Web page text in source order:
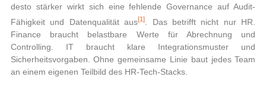
desto stärker wirkt sich eine fehlende Governance auf Audit-
Fähigkeit und Datenqualität aus[1]
. Das betrifft nicht nur HR.
Finance braucht belastbare Werte für Abrechnung und
Controlling. IT braucht klare Integrationsmuster und
Sicherheitsvorgaben. Ohne gemeinsame Linie baut jedes Team
an einem eigenen Teilbild des HR-Tech-Stacks.